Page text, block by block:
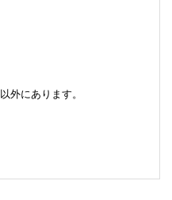
外にあります。